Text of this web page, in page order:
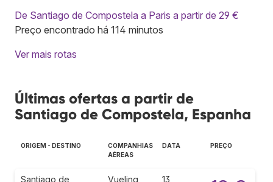
De Santiago de Compostela a Paris a partir de 29 €
Preço encontrado há 114 minutos
Ver mais rotas
Últimas ofertas a partir de
Santiago de Compostela, Espanha
ORIGEM - DESTINO
COMPANHIAS
AÉREAS
DATA PREÇO
Santiago de Vueling 13